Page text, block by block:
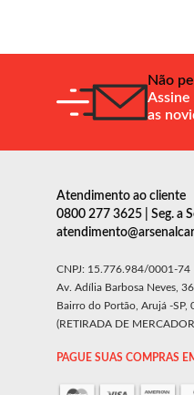
Não
as
Atendimento ao cliente
0800 277 3625 | Seg. a
CNPJ: 15.776.984/0001-74
Av. Adília Barbosa Neves,
Bairro do Portão, Arujá -SP,
(RETIRADA DE
PAGUE SUAS COMPRAS